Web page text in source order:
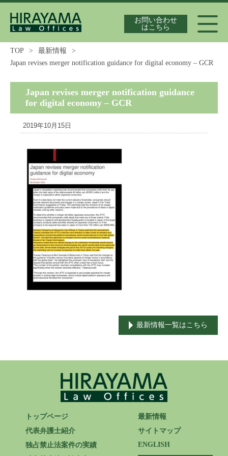
お問い合わせ
はこちら
代表弁護士紹介
独占禁止法案件の実績
最新情報
独占禁止法の論文集
ENGLISH
TOP > 最新情報
>
Japan revises merger notification guidance for digital economy – GCR
Japan revises merger notification guidance
for digital economy – GCR
2019年10月15日
最新情報一覧はこちら
トップページ
代表弁護士紹介
独占禁止法案件の実績
最新情報
サイトマップ
ENGLISH